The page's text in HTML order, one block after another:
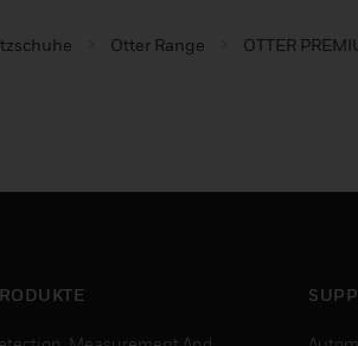
Otter Range OTTER